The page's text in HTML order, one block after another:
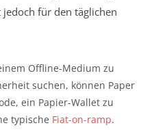
für den täglichen
Offline-Medium zu
suchen, können Paper
ein Papier-Wallet zu
typische Fiat-on-ramp.